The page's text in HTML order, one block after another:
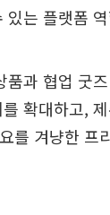
는 플랫폼
과 협업 굿
확대하고,
를 겨냥한 프